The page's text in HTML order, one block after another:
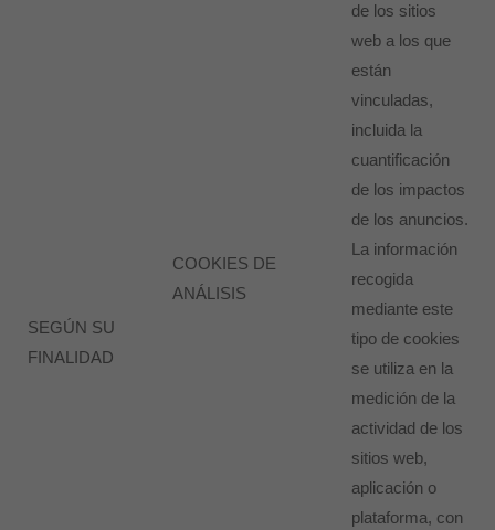
SEGÚN SU
FINALIDAD
COOKIES DE
ANÁLISIS
de los sitios
web a los que
están
vinculadas,
incluida la
cuantificación
de los impactos
de los anuncios.
La información
recogida
mediante este
tipo de cookies
se utiliza en la
medición de la
actividad de los
sitios web,
aplicación o
plataforma, con